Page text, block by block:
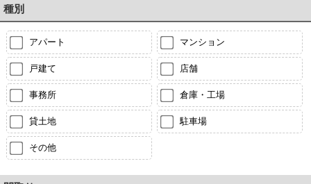
種別
アパート マンション
戸建て 店舗
事務所 倉庫・工場
貸土地 駐車場
その他